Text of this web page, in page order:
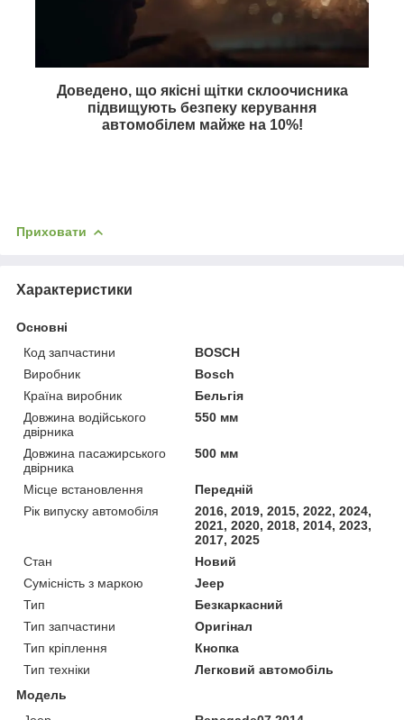
Доведено, що якісні щітки склоочисника
підвищують безпеку керування
автомобілем майже на 10%!
Приховати
Характеристики
Основні
Код запчастини
BOSCH
Виробник
Bosch
Країна виробник
Бельгія
Довжина водійського
двірника
550 мм
Довжина пасажирського
двірника
500 мм
Місце встановлення
Передній
Рік випуску автомобіля
2016, 2019, 2015, 2022, 2024,
2021, 2020, 2018, 2014, 2023,
2017, 2025
Стан
Новий
Сумісність з маркою
Jeep
Тип
Безкаркасний
Тип запчастини
Оригінал
Тип кріплення
Кнопка
Тип техніки
Легковий автомобіль
Модель